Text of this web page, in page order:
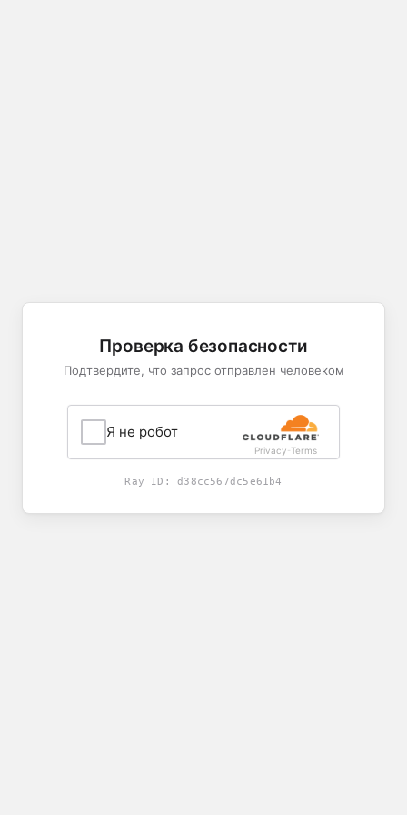
Проверка безопасности
Подтвердите, что запрос отправлен человеком
Я не робот
Privacy-Terms
Ray ID:d38cc567dc5e61b4